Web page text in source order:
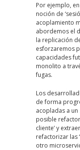
Por ejemplo,
noción de
acoplamiento
abordemos el
la replicación
esforzaremos
capacidades
monolito a
fugas.
Los
de forma
acopladas a
posible
cliente’ y
refactorizar las
otro